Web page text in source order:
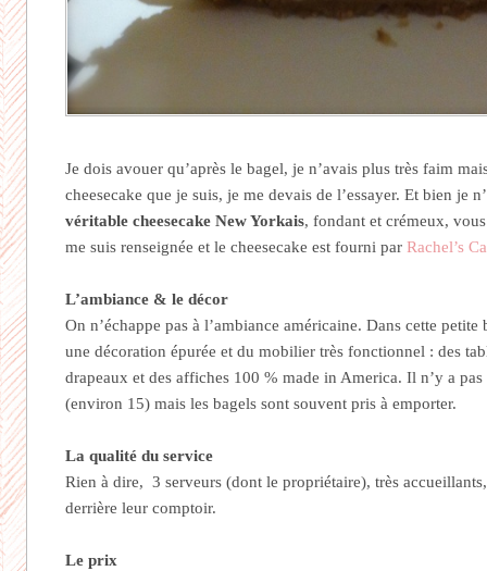
Je dois avouer qu’après le bagel, je n’avais plus très faim
cheesecake que je suis, je me devais de l’essayer. Et bien je
véritable cheesecake New Yorkais, fondant et crémeux,
me suis renseignée et le cheesecake est fourni parRachel’s
L’ambiance & le décor
On n’échappe pas à l’ambiance américaine. Dans cette
une décoration épurée et du mobilier très fonctionnel : des
drapeaux et des affiches 100 % made in America. Il n’y a
(environ 15) mais les bagels sont souvent pris à emporter.
La qualité du service
Rien à dire, 3 serveurs (dont le propriétaire), très
derrière leur comptoir.
Le prix